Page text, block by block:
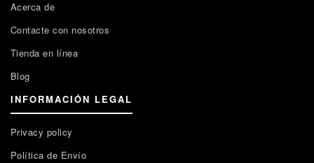
Acerca de
Contacte con nosotros
Tienda en línea
Blog
INFORMACIÓN LEGAL
Privacy policy
Política de Envío